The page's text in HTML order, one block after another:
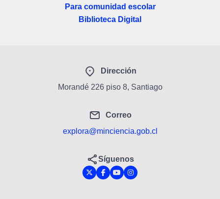
Para comunidad escolar
Biblioteca Digital
Dirección
Morandé 226 piso 8, Santiago
Correo
explora@minciencia.gob.cl
Síguenos